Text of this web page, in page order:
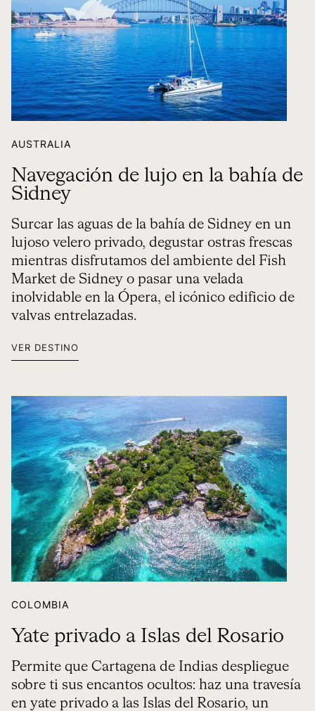
AUSTRALIA
Navegación de lujo en la bahía de
Sidney
Surcar las aguas de la bahía de Sidney en un
lujoso velero privado, degustar ostras frescas
mientras disfrutamos del ambiente del Fish
Market de Sidney o pasar una velada
inolvidable en la Ópera, el icónico edificio de
valvas entrelazadas.
VER DESTINO
COLOMBIA
Yate privado a Islas del Rosario
Permite que Cartagena de Indias despliegue
sobre ti sus encantos ocultos: haz una travesía
en yate privado a las Islas del Rosario, un